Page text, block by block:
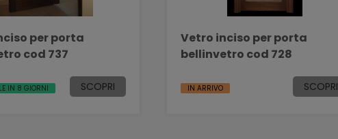
per porta
cod 737
IN 8 GIORNI SCOPRI
Vetro inciso per porta
bellinvetro cod 728
IN ARRIVO SCOPRI